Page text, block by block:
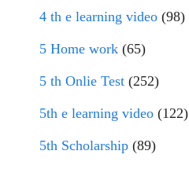
4 th e learning video (98)
5 Home work (65)
5 th Onlie Test (252)
5th e learning video (122)
5th Scholarship (89)